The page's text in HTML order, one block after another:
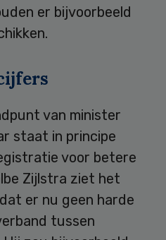
er bijvoorbeeld
van minister
staat in principe
voor betere
Zijlstra ziet het
er nu geen harde
tussen